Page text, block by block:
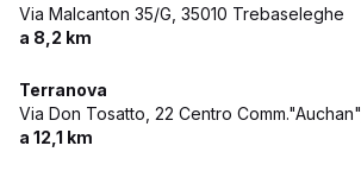
Via Malcanton 35/G, 35010 Trebaseleghe
a 8,2 km
Terranova
Via Don Tosatto, 22 Centro Comm."Auchan",
a 12,1 km